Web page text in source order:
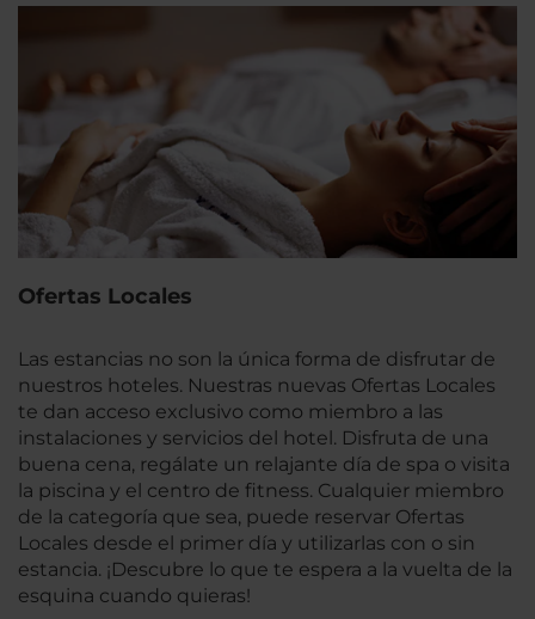
Ofertas Locales
Las estancias no son la única forma de disfrutar de
nuestros hoteles. Nuestras nuevas Ofertas Locales
te dan acceso exclusivo como miembro a las
instalaciones y servicios del hotel. Disfruta de una
buena cena, regálate un relajante día de spa o visita
la piscina y el centro de fitness. Cualquier miembro
de la categoría que sea, puede reservar Ofertas
Locales desde el primer día y utilizarlas con o sin
estancia. ¡Descubre lo que te espera a la vuelta de la
esquina cuando quieras!